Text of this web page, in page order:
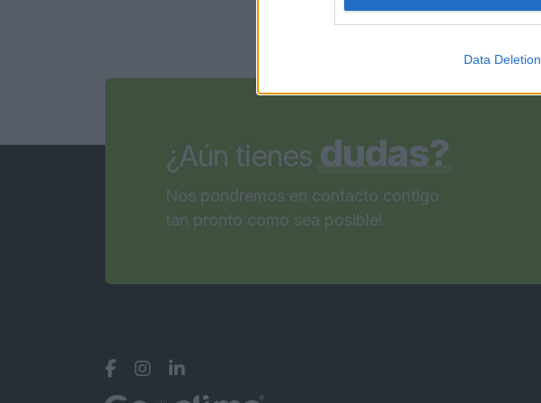
Data Deletion
¿Aún tienes dudas?
Nos pondremos en contacto contigo
tan pronto como sea posible!